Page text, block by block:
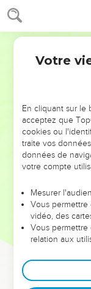
NE
ET SI LEURS
leur foi ou leur
et les saisons
Dans cette
clés pour avancer
deviennent vos
Votre
En cliquant sur le
acceptez que
cookies ou
traite vos
données de
votre compte
Mesurer
Vous permettre
vidéo, des
Vous
relation aux